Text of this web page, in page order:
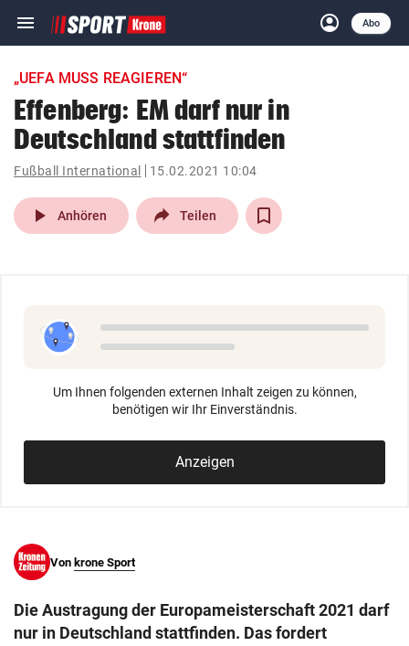
menu Navigation
ein-/ausklappen
account_circle
Anmelden
Abo
close Schließen
account_circle Anmelden
arrow_right
pin_drop
Wien arrow_right
search
eingeben
„UEFA MUSS REAGIEREN“
Effenberg: EM darf nur in
Deutschland stattfinden
Fußball International 15.02.2021 10:04
play_arrow Anhören Teilen
Um Ihnen folgenden externen Inhalt zeigen zu können,
benötigen wir Ihr Einverständnis.
Anzeigen
Von krone Sport
Die Austragung der Europameisterschaft 2021 darf
nur in Deutschland stattfinden. Das fordert